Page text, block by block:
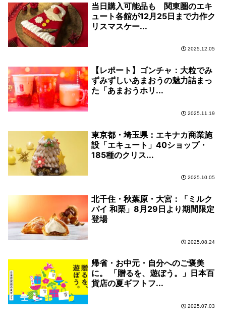
当日購入可能品も 関東圏のエキ
ュート各館が12月25日まで力作ク
リスマスケー...
2025.12.05
【レポート】ゴンチャ：大粒でみ
ずみずしいあまおうの魅力詰まっ
た「あまおうホリ...
2025.11.19
東京都・埼玉県：エキナカ商業施
設「エキュート」40ショップ・
185種のクリス...
2025.10.05
北千住・秋葉原・大宮：「ミルク
パイ 和栗」8月29日より期間限定
登場
2025.08.24
帰省・お中元・自分へのご褒美
に。 「贈るを、遊ぼう。」日本百
貨店の夏ギフトフ...
2025.07.03